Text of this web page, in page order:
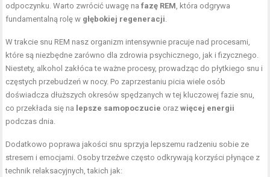
odpoczynku. Warto zwrócić uwagę nafazę REM , która odgrywa
fundamentalną rolę w głębokiej regeneracji
W trakcie snu REM nasz organizm intensywnie pracuje nad procesami,
które są niezbędne zarówno dla zdrowia psychicznego, jak i fizycznego.
Niestety, alkohol zakłóca te ważne procesy, prowadząc do płytkiego snu i
częstych przebudzeń w nocy. Po zaprzestaniu picia wiele osób
doświadcza dłuższych okresów spędzanych w tej kluczowej fazie snu,
co przekłada się na lepsze samopoczucie orazwięcej energii
podczas dnia.
Dodatkowo poprawa jakości snu sprzyja lepszemu radzeniu sobie ze
stresem i emocjami. Osoby trzeźwe często odkrywają korzyści płynące z
technik relaksacyjnych, takich jak: